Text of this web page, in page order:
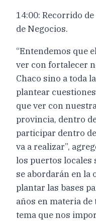
14:00: Recorrido
de Negocios.
“Entendemos que
ver con fortalecer
Chaco sino a toda
plantear
que ver con
provincia, dentro
participar dentro
va a realizar”,
los puertos locales
se abordarán en la
plantar las bases
años en materia
tema que nos